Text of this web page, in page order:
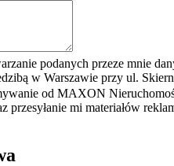
podanych przeze mnie
w Warszawie przy ul.
od MAXON
przesyłanie mi materiałów